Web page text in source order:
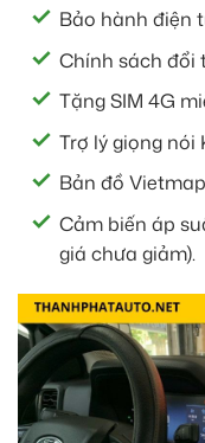
Bảo hành điện
Chính sách đổi
Tặng SIM 4G
Trợ lý giọng nói
Bản đồ
Cảm biến áp
giá chưa giảm).